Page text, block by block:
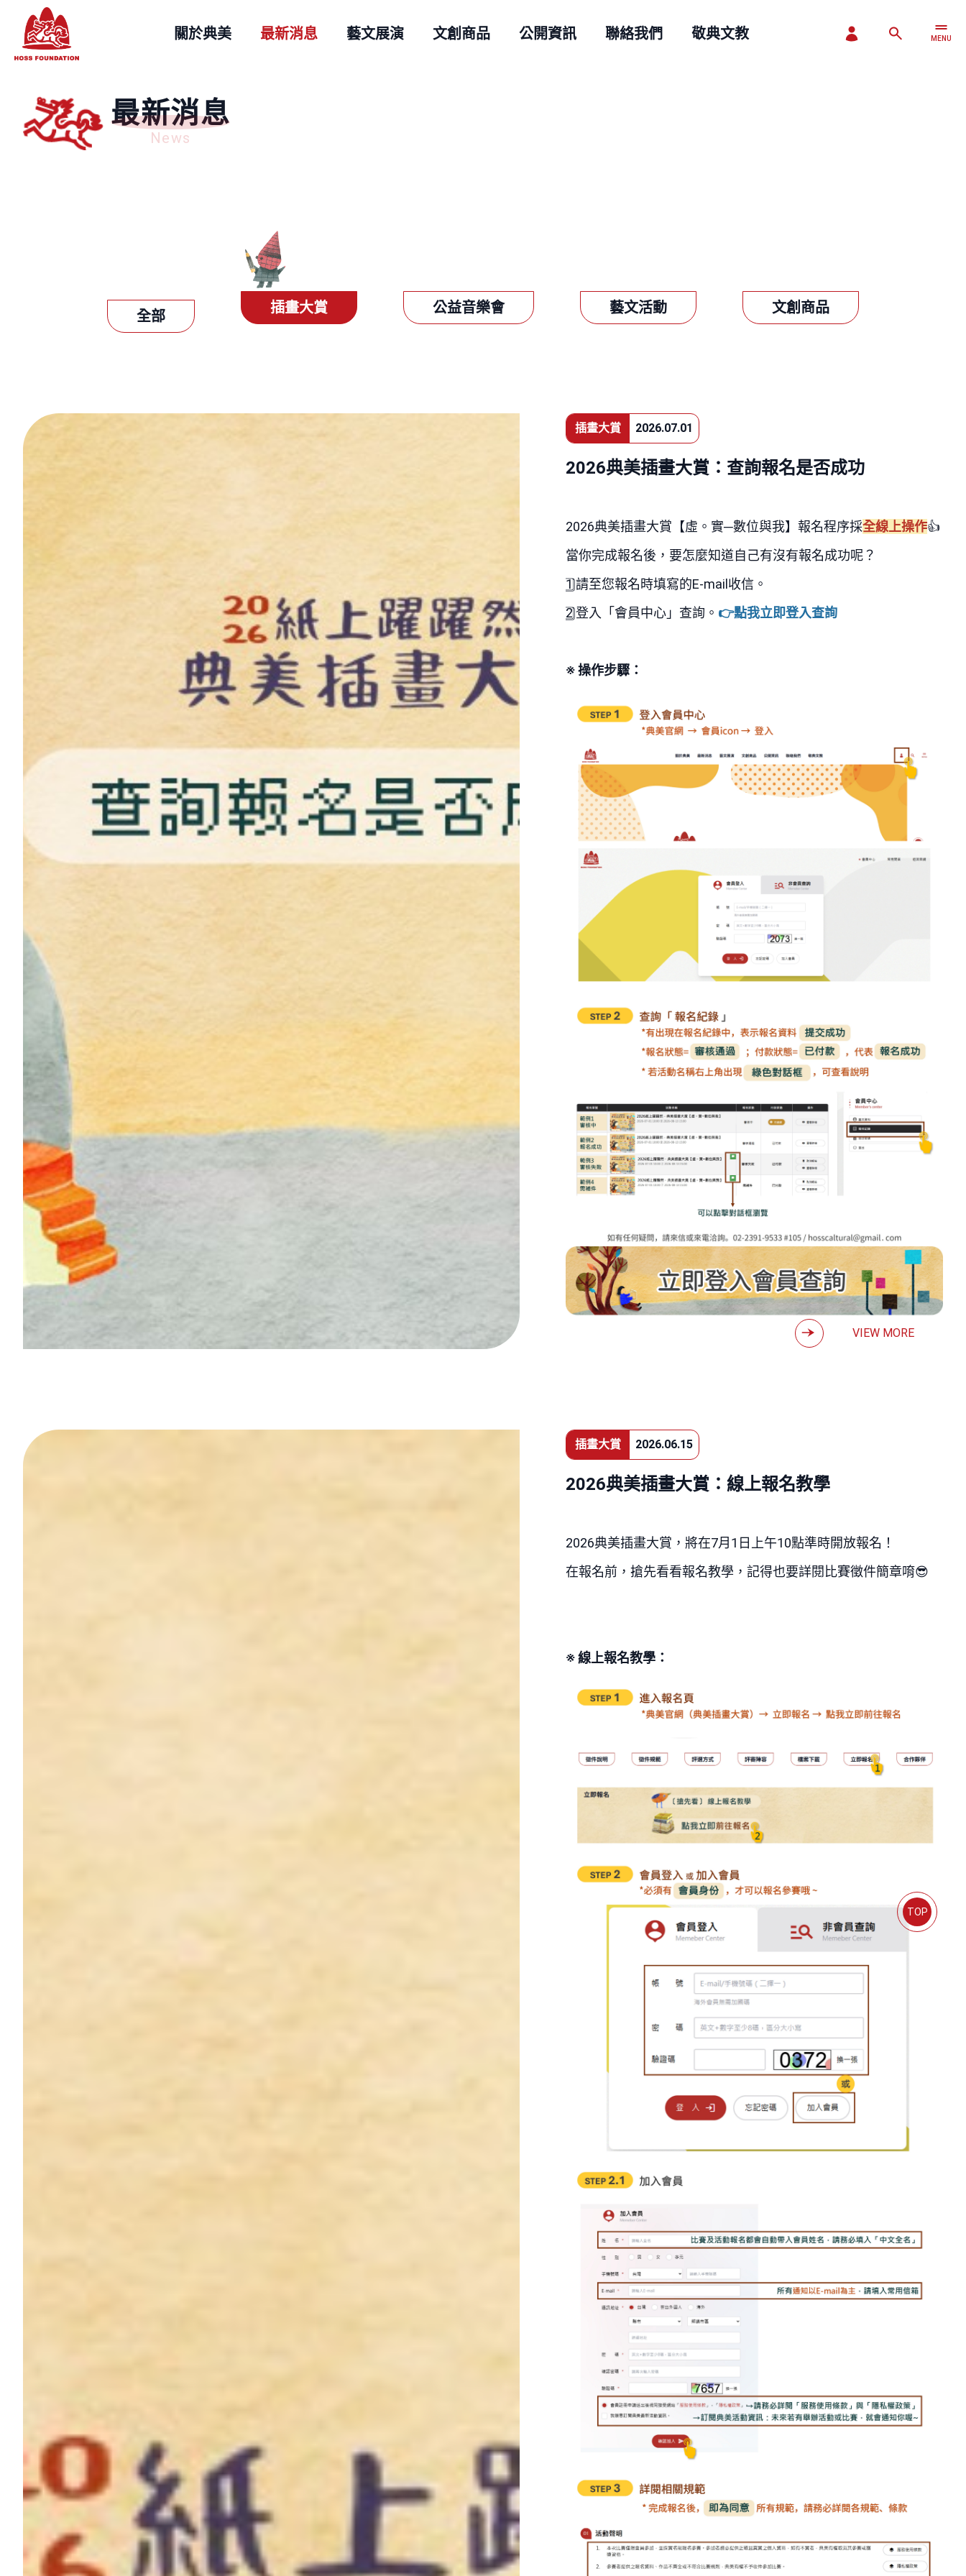
關於典美 最新消息 藝文展演 文創商品 公開資訊 聯絡我們 敬典文教 MENU
最新消息
News
全部 插畫大賞 公益音樂會 藝文活動 文創商品
插畫大賞 2026.07.01
2026典美插畫大賞：查詢報名是否成功
2026典美插畫大賞【虛。實─數位與我】報名程序採全線上操作👍
當你完成報名後，要怎麼知道自己有沒有報名成功呢？
1️請至您報名時填寫的E-mail 收信。
2️登入「會員中心」查詢。 👉點我立即登入查詢
※ 操作步驟：
VIEW MORE
插畫大賞 2026.06.15
2026典美插畫大賞：線上報名教學
2026典美插畫大賞，將在7月 1 日上午10點準時開放報名！
在報名前，搶先看看報名教學，記得也要詳閱比賽徵件簡章唷😎
※ 線上報名教學：
TOP